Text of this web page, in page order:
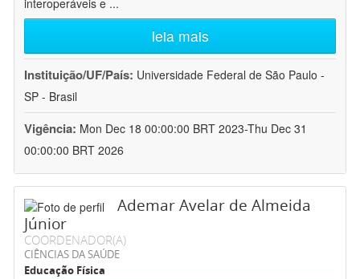
interoperáveis e ...
leia mais
Instituição/UF/País: Universidade Federal de São Paulo -
SP - Brasil
Vigência: Mon Dec 18 00:00:00 BRT 2023-Thu Dec 31
00:00:00 BRT 2026
Ademar Avelar de Almeida
Júnior
COORDENADOR(A)
CIÊNCIAS DA SAÚDE
Educação Física